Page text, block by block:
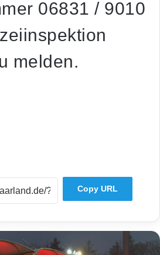
06831 / 9010
melden.
Copy URL